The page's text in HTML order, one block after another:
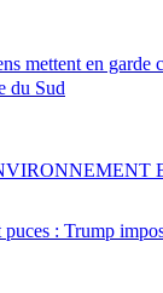
mettent en garde
du Sud
puces : Trump